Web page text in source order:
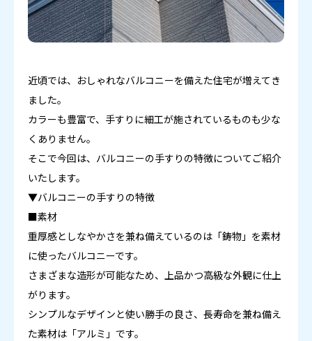
近頃では、おしゃれなバルコニーを備えた住宅が増えてき
ました。
カラーも豊富で、手すりに細工が施されているものも少な
くありません。
そこで今回は、バルコニーの手すりの特徴についてご紹介
いたします。
▼バルコニーの手すりの特徴
■素材
重厚感としなやかさを兼ね備えているのは「鋳物」を素材
に使ったバルコニーです。
さまざまな造形が可能なため、上品かつ高級な外観に仕上
がります。
シンプルなデザインと使い勝手の良さ、長寿命を兼ね備え
た素材は「アルミ」です。